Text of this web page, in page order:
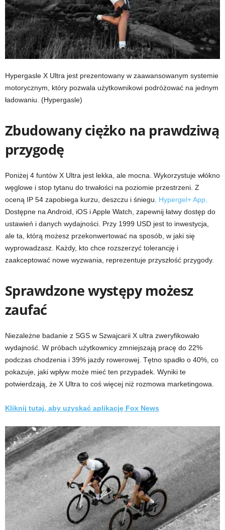
Hypergasle X Ultra jest prezentowany w zaawansowanym systemie
motorycznym, który pozwala użytkownikowi podróżować na jednym
ładowaniu. (Hypergasle)
Zbudowany ciężko na prawdziwą
przygodę
Poniżej 4 funtów X Ultra jest lekka, ale mocna. Wykorzystuje włókno
węglowe i stop tytanu do trwałości na poziomie przestrzeni. Z
oceną IP 54 zapobiega kurzu, deszczu i śniegu. Hypergel+ App,
Dostępne na Android, iOS i Apple Watch, zapewnij łatwy dostęp do
ustawień i danych wydajności. Przy 1999 USD jest to inwestycja,
ale ta, którą możesz przekonwertować na sposób, w jaki się
wyprowadzasz. Każdy, kto chce rozszerzyć tolerancję i
zaakceptować nowe wyzwania, reprezentuje przyszłość przygody.
Sprawdzone występy możesz
zaufać
Niezależne badanie z SGS w Szwajcarii X ultra zweryfikowało
wydajność. W próbach użytkownicy zmniejszają pracę do 22%
podczas chodzenia i 39% jazdy rowerowej. Tętno spadło o 40%, co
pokazuje, jaki wpływ może mieć ten przypadek. Wyniki te
potwierdzają, że X Ultra to coś więcej niż rozmowa marketingowa.
Kliknij tutaj, aby uzyskać aplikację Fox News